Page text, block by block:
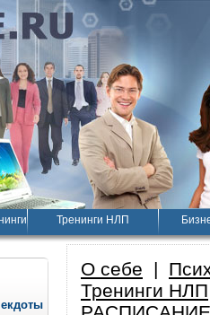
Тренинги НЛП
О себе |
Тренинги НЛП